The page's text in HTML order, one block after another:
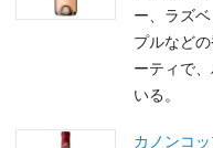
ー、ラズ
プルなど
ーティで
いる。
カノンコ